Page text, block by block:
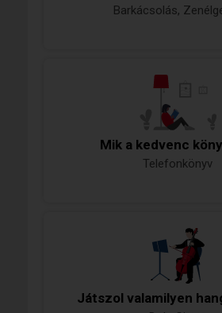
Barkácsolás,
Mik a kedvenc
Telefonkönyv
Játszol valamilyen